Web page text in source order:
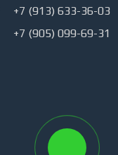
+7 (913) 633-36-03
+7 (905) 099-69-31